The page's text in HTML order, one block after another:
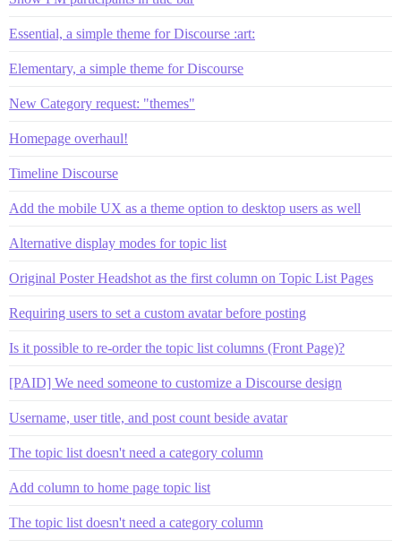
Essential, a simple theme for Discourse :art:
Elementary, a simple theme for Discourse
New Category request: "themes"
Homepage overhaul!
Timeline Discourse
Add the mobile UX as a theme option to desktop users as well
Alternative display modes for topic list
Original Poster Headshot as the first column on Topic List Pages
Requiring users to set a custom avatar before posting
Is it possible to re-order the topic list columns (Front Page)?
[PAID] We need someone to customize a Discourse design
Username, user title, and post count beside avatar
The topic list doesn't need a category column
Add column to home page topic list
The topic list doesn't need a category column